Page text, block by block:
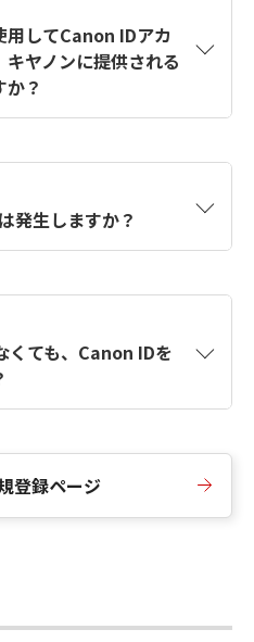
【カメラ】Canon IDとは
作成方法は？をご確認く
用してCanon IDアカ
ヤノンに提供される
？
得します。アカウントを
に、この情報を使用して
ムを入力します。
発生しますか？
くても、Canon IDを
登録ページ